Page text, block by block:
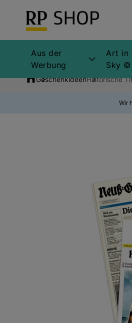
Aus der
Werbung
Art in
Sky ©
GeschenkideenHistorische
Wir